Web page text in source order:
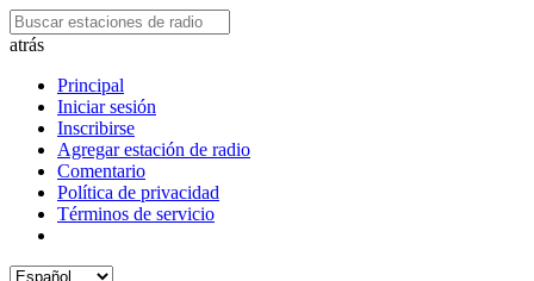
atrás
Principal
Iniciar sesión
Inscribirse
Agregar estación de radio
Comentario
Política de privacidad
Términos de servicio